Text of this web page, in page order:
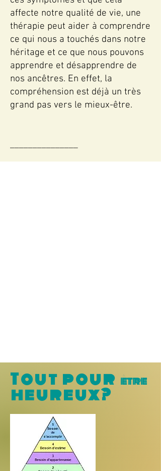
affecte notre qualité de vie, une
thérapie peut aider à comprendre
ce qui nous a touchés dans notre
héritage et ce que nous pouvons
apprendre et désapprendre de
nos ancêtres. En effet, la
compréhension est déjà un très
grand pas vers le mieux-être.
_______________
Tout pour être
heureux?